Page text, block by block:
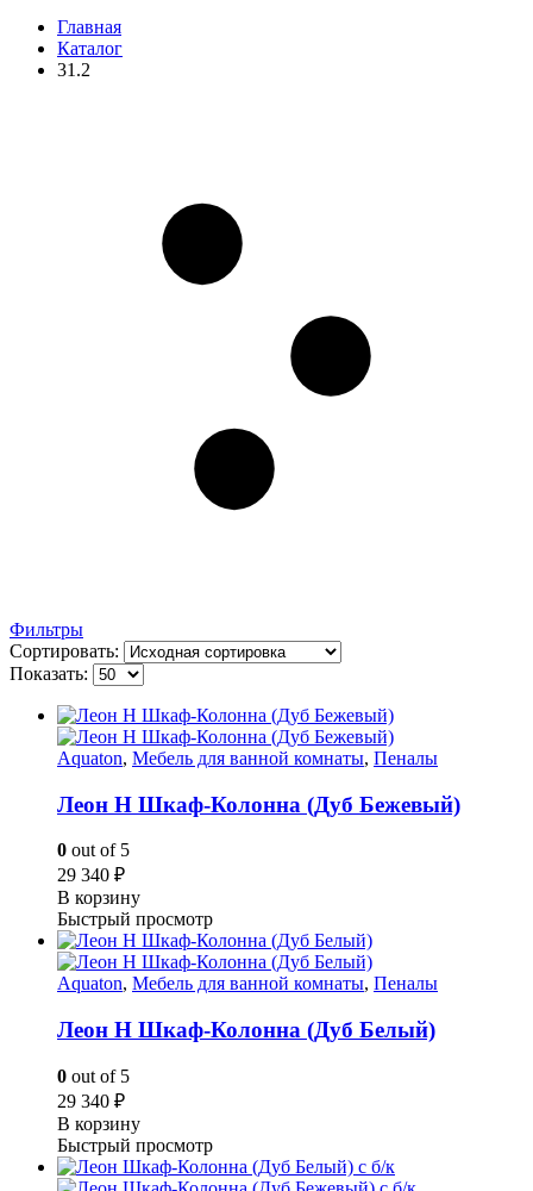
Главная
Каталог
31.2
Фильтры
Сортировать:
Показать:
Aquaton, Мебель для ванной комнаты, Пеналы
Леон Н Шкаф-Колонна (Дуб Бежевый)
0 out of 5
29 340 ₽
В корзину
Быстрый просмотр
Aquaton, Мебель для ванной комнаты, Пеналы
Леон Н Шкаф-Колонна (Дуб Белый)
0 out of 5
29 340 ₽
В корзину
Быстрый просмотр